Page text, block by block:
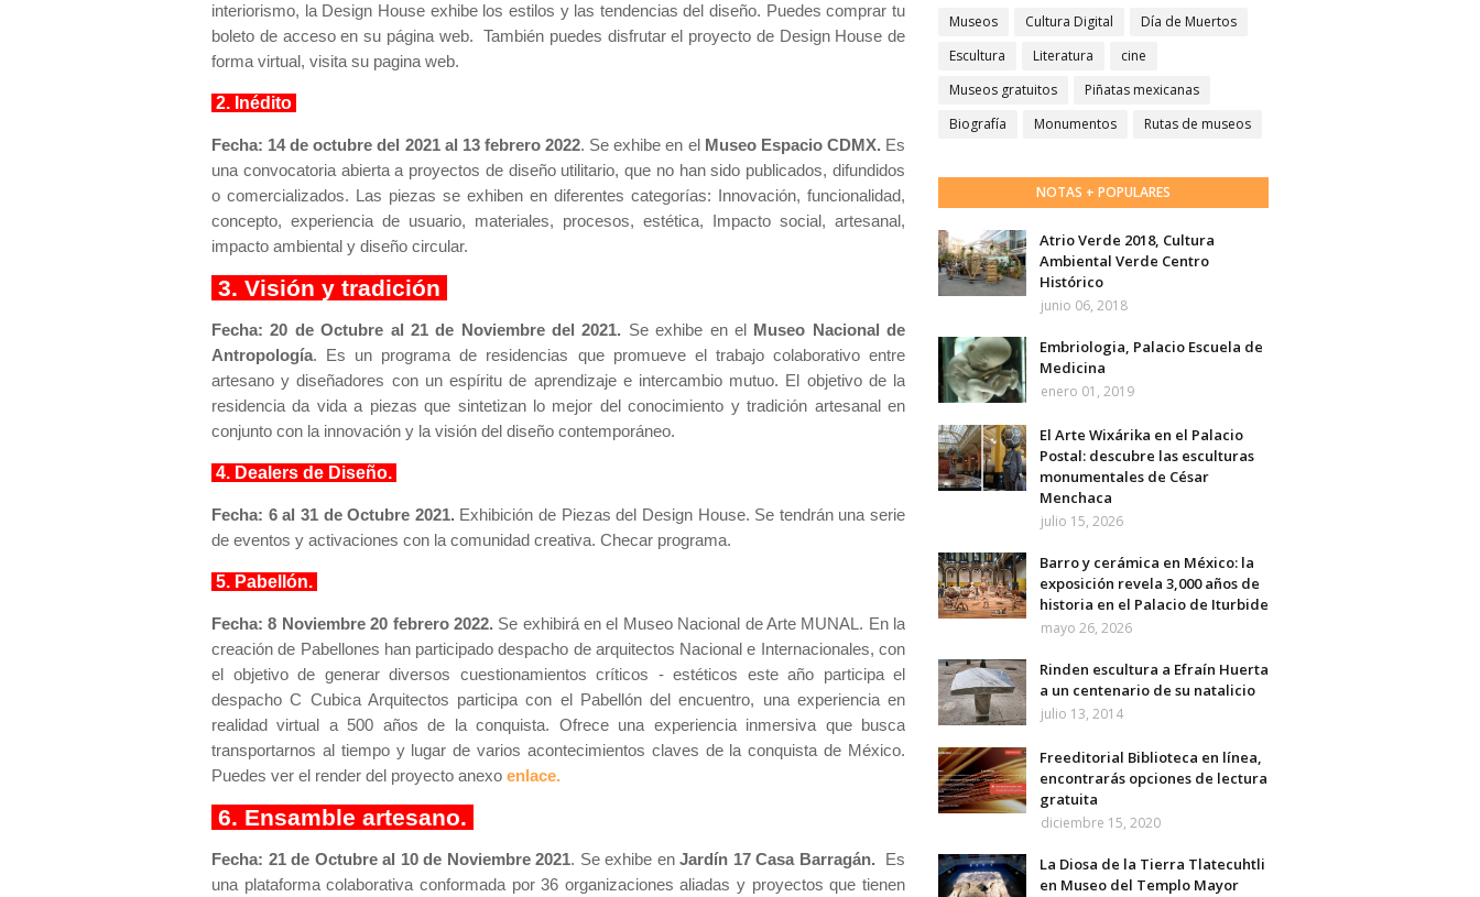
interiorismo, la Design House exhibe los estilos y las tendencias del diseño. Puedes comprar tu
boleto de acceso en su página web. También puedes disfrutar el proyecto de Design House de
forma virtual, visita su pagina web.
2. Inédito
Fecha: 14 de octubre del 2021 al 13 febrero 2022. Se exhibe en el Museo Espacio CDMX. Es
una convocatoria abierta a proyectos de diseño utilitario, que no han sido publicados, difundidos
o comercializados. Las piezas se exhiben en diferentes categorías: Innovación, funcionalidad,
concepto, experiencia de usuario, materiales, procesos, estética, Impacto social, artesanal,
impacto ambiental y diseño circular.
3. Visión y tradición
Fecha: 20 de Octubre al 21 de Noviembre del 2021. Se exhibe en el Museo Nacional de
Antropología. Es un programa de residencias que promueve el trabajo colaborativo entre
artesano y diseñadores con un espíritu de aprendizaje e intercambio mutuo. El objetivo de la
residencia da vida a piezas que sintetizan lo mejor del conocimiento y tradición artesanal en
conjunto con la innovación y la visión del diseño contemporáneo.
4. Dealers de Diseño.
Fecha: 6 al 31 de Octubre 2021. Exhibición de Piezas del Design House. Se tendrán una serie
de eventos y activaciones con la comunidad creativa. Checar programa.
5. Pabellón.
Fecha: 8 Noviembre 20 febrero 2022. Se exhibirá en el Museo Nacional de Arte MUNAL. En la
creación de Pabellones han participado despacho de arquitectos Nacional e Internacionales, con
el objetivo de generar diversos cuestionamientos críticos - estéticos este año participa el
despacho C Cubica Arquitectos participa con el Pabellón del encuentro, una experiencia en
realidad virtual a 500 años de la conquista. Ofrece una experiencia inmersiva que busca
transportarnos al tiempo y lugar de varios acontecimientos claves de la conquista de México.
Puedes ver el render del proyecto anexo enlace.
6. Ensamble artesano.
Fecha: 21 de Octubre al 10 de Noviembre 2021. Se exhibe enJardín 17 Casa Barragán.
Es
una plataforma colaborativa conformada por 36 organizaciones aliadas y proyectos que tienen
Museos Cultura Digital
Día de Muertos
Escultura
Literatura
cine
Museos gratuitos
Piñatas mexicanas
Biografía
Monumentos Rutas de museos
NOTAS + POPULARES
Atrio Verde 2018, Cultura
Ambiental Verde Centro
Histórico
junio 06, 2018
Embriologia, Palacio Escuela de
Medicina
enero 01, 2019
El Arte Wixárika en el Palacio
Postal: descubre las esculturas
monumentales de César
Menchaca
julio 15, 2026
Barro y cerámica en México: la
exposición revela 3,000 años de
historia en el Palacio de Iturbide
mayo 26, 2026
Rinden escultura a Efraín Huerta
a un centenario de su natalicio
julio 13, 2014
Freeditorial Biblioteca en línea,
encontrarás opciones de lectura
gratuita
diciembre 15, 2020
La Diosa de la Tierra Tlatecuhtli
en Museo del Templo Mayor